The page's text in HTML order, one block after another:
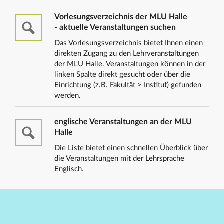
Vorlesungsverzeichnis der MLU Halle
- aktuelle Veranstaltungen suchen
Das Vorlesungsverzeichnis bietet Ihnen einen
direkten Zugang zu den Lehrveranstaltungen
der MLU Halle. Veranstaltungen können in der
linken Spalte direkt gesucht oder über die
Einrichtung (z.B. Fakultät > Institut) gefunden
werden.
englische Veranstaltungen an der MLU
Halle
Die Liste bietet einen schnellen Überblick über
die Veranstaltungen mit der Lehrsprache
Englisch.